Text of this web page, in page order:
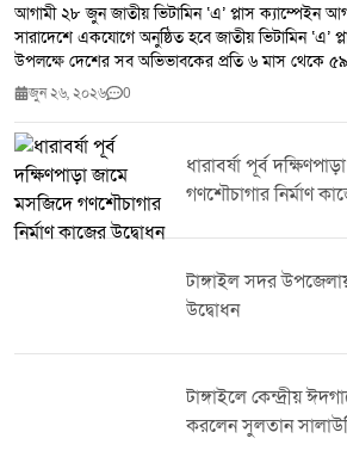
আগামী ২৮ জুন জাতীয় ভিটামিন ‘এ’ প্লাস ক্যাম্পেইন আগামী ২৮ জুন (রবিবার)
সারাদেশে একযোগে অনুষ্ঠিত হবে জাতীয় ভিটামিন ‘এ’
উপলক্ষে দেশের সব অভিভাবকের প্রতি ৬ মাস থেকে
ক্যাম্পেইন কেন্দ্রে নিয়ে গিয়ে ভিটামিন ‘এ’ ক্যাপসুল
স্বাস্থ্য কর্তৃপক্ষ।ক্যাম্পেইন উপলক্ষে সকাল ৮টা থেকে
কেন্দ্রে শিশুদের বয়স অনুযায়ী ভিটামিন ‘এ’ ক্যাপসুল
বিশেষজ্ঞরা জানান, ভিটামিন ‘এ’ শিশুর স্বাভাবিক শারীরিক
সুরক্ষা এবং রোগ প্রতিরোধ ক্ষমতা বৃদ্ধিতে গুরুত্বপূর্ণ
ভিটামিন ‘এ’ গ্রহণ শিশুকে বিভিন্ন সংক্রমণজনিত
স্বাস্থ্য বিভাগ জানিয়েছে,৬ মাস থেকে ৫৯ মাস বয়সী
পাশাপাশি নির্ধারিত তারিখে নিকটস্থ ভিটামিন ‘এ’
প্রতিটি শিশুকে ভিটামিন ‘এ’ ক্যাপসুল খাওয়ানোর
জুন ২৬, ২০২৬ 0
ধারাবর্ষা পূর্ব
গণশৌচাগার নির্মাণ
টাঙ্গাইল সদর
উদ্বোধন
টাঙ্গাইলে কেন্দ্রীয়
করলেন সুলতান